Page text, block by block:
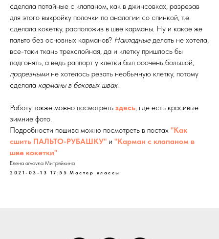
сделала потайные с клапаном, как в джинсовках, разрезав
для этого выкройку полочки по аналогии со спинкой, т.е.
сделала кокетку, расположив в шве карманы. Ну и какое же
пальто без основных карманов? Накладныеделать не хотела,
все-таки ткань трехслойная, да и клетку пришлось бы
подгонять, а ведь раппорт у клетки был ооочень большой,
прорезнымине хотелось резать необычную клетку, потому
сделала карманы в боковых швах.
Работу также можно посмотреть здесь, где есть красивые
зимние фото.
Подробности пошива можно посмотреть в постах "Как
сшить ПАЛЬТО-РУБАШКУ" и "Карман с клапаном в
шве кокетки"
Елена arvovna Митряйкина
2021-03-13 17:55 Мастер классы